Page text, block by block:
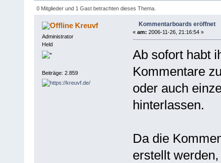
0 Mitglieder und 1 Gast betrachten dieses Thema.
Kreuvf
Administrator
Held
Beiträge: 2.859
Kommentarboards eröffnet
« am: 2006-11-26, 21:16:54 »
Ab sofort habt
Kommentare
oder auch
hinterlassen.
Da die
erstellt